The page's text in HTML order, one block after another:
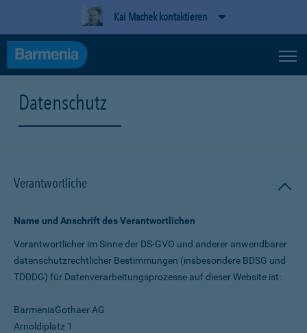
Kai Machek kontaktieren
Datenschutz
Verantwortliche
Name und Anschrift des Verantwortlichen
Verantwortlicher im Sinne der DS-GVO und anderer anwendbarer
datenschutz­rechtlicher Bestimmungen (insbesondere BDSG und
TDDDG) für Daten­verarbeitungs­prozesse auf dieser Website ist:
BarmeniaGothaer AG
Arnoldiplatz 1